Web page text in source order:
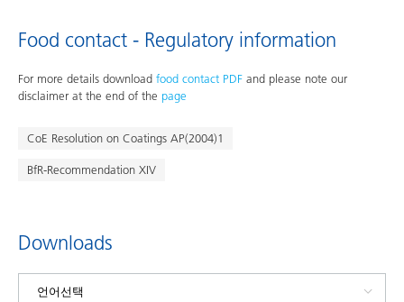
Food contact - Regulatory information
For more details download food contact PDF and please note our
disclaimer at the end of the page
CoE Resolution on Coatings AP(2004)1
BfR-Recommendation XIV
Downloads